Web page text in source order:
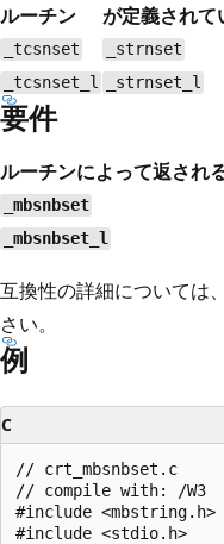
ルーチン
が定義されて
_tcsnset _strnset
_tcsnset_l
_strnset_l
要件
ルーチンによって返され
_mbsnbset
_mbsnbset_l
互換性の詳細については
さい。
例
C
// crt_mbsnbset.c
// compile with: /W3
#include <mbstring.h>
#include <stdio.h>